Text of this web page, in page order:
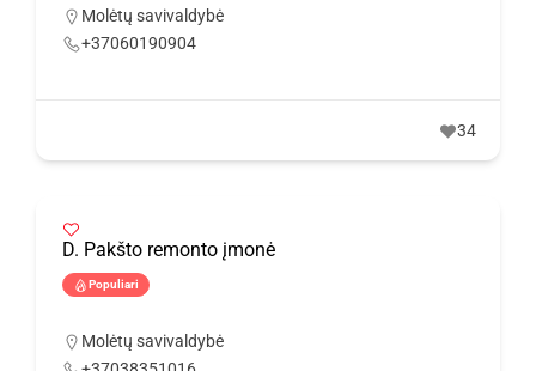
Molėtų savivaldybė
+37060190904
34
D. Pakšto remonto įmonė
Populiari
Molėtų savivaldybė